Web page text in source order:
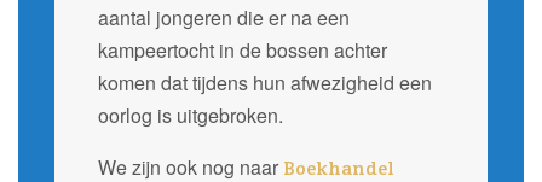
aantal jongeren die er na een
kampeertocht in de bossen achter
komen dat tijdens hun afwezigheid een
oorlog is uitgebroken.
We zijn ook nog naar Boekhandel